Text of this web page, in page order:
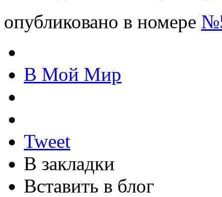
опубликовано в номере
В Мой Мир
Tweet
В закладки
Вставить в блог